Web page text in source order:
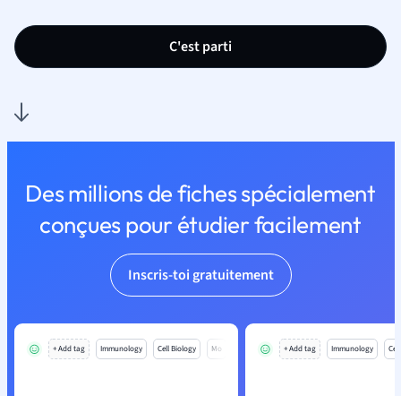
C'est parti
Des millions de fiches spécialement
conçues pour étudier facilement
Inscris-toi gratuitement
+ Add tag Immunology Cell Biology Mo + Add tag Immunology